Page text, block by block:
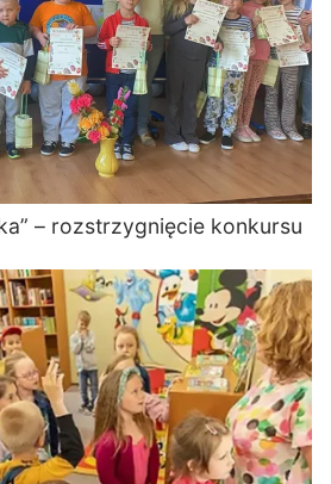
– rozstrzygnięcie konkursu